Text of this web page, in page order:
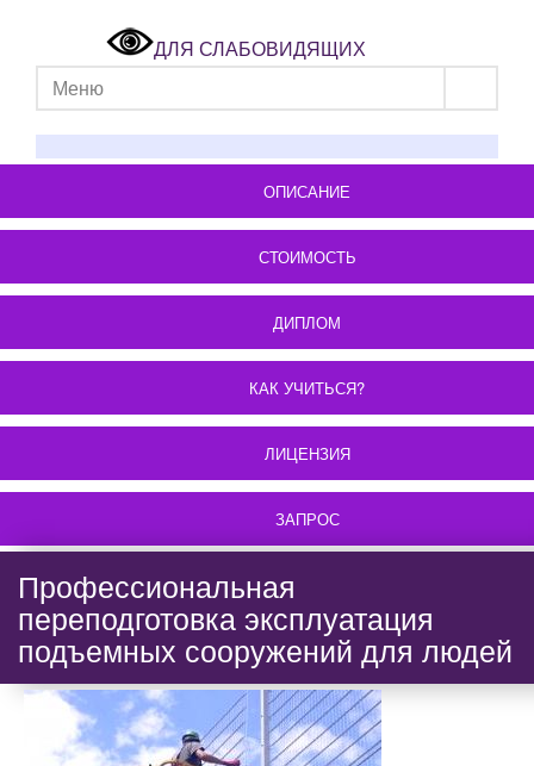
ДЛЯ СЛАБОВИДЯЩИХ
Меню
ОПИСАНИЕ
СТОИМОСТЬ
ДИПЛОМ
КАК УЧИТЬСЯ?
ЛИЦЕНЗИЯ
ЗАПРОС
Профессиональная
переподготовка эксплуатация
подъемных сооружений для людей